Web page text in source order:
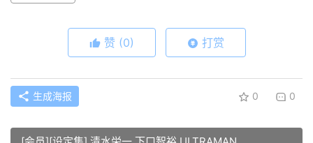
赞 (0) 打赏
生成海报 0 0